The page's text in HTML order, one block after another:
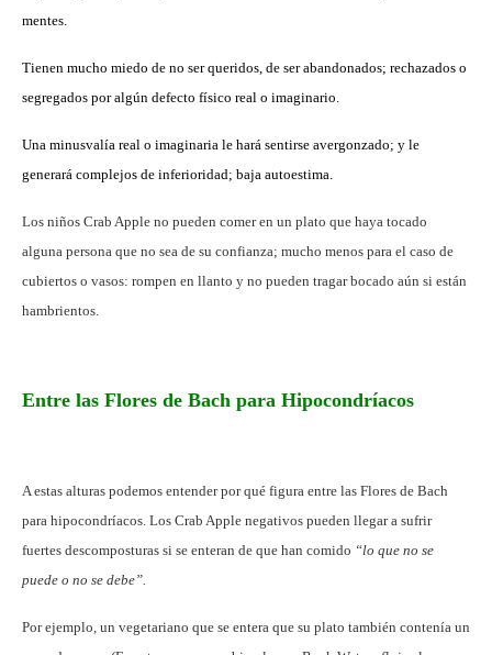
mentes.
Tienen mucho miedo de no ser queridos, de ser abandonados; rechazados o
segregados por algún defecto físico real o imaginario.
Una minusvalía real o imaginaria le hará sentirse avergonzado; y le
generará complejos de inferioridad; baja autoestima.
Los niños Crab Apple no pueden comer en un plato que haya tocado
alguna persona que no sea de su confianza; mucho menos para el caso de
cubiertos o vasos: rompen en llanto y no pueden tragar bocado aún si están
hambrientos.
Entre las Flores de Bach para Hipocondríacos
A estas alturas podemos entender por qué figura entre las Flores de Bach
para hipocondríacos. Los Crab Apple negativos pueden llegar a sufrir
fuertes descomposturas si se enteran de que han comido “lo que no se
puede o no se debe”.
Por ejemplo, un vegetariano que se entera que su plato también contenía un